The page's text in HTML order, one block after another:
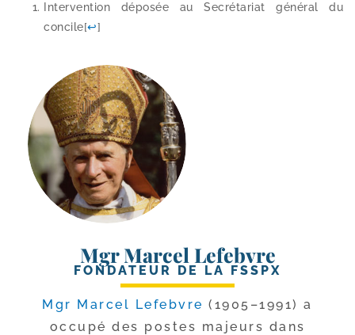
Intervention dépo­sée au Secrétariat géné­ral du
concile[↩]
Mgr Marcel Lefebvre
FONDATEUR DE LA FSSPX
Mgr Marcel Lefebvre (1905–1991) a
occu­pé des postes majeurs dans